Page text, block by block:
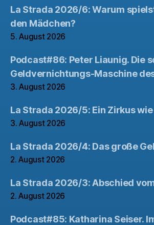
La Strada 2026/6: Warum
den Mädchen?
5. August 2026
Podcast#86: Peter Liaunig. Die
Geldvernichtungs-Maschine
3. August 2026
La Strada 2026/5: Ein Zirkus
3. August 2026
La Strada 2026/4: Das große
2. August 2026
La Strada 2026/3: Abschied
2. August 2026
Podcast#85: Katharina Seiser.